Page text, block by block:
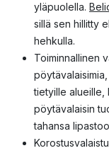
yläpuolella.
sillä sen hillitty
hehkulla.
Toiminnallinen
tietyille
pöytävalaisin
tahansa